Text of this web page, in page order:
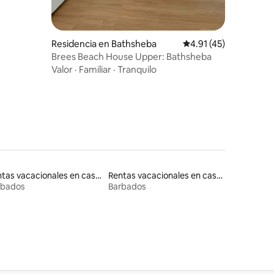
Residencia en Bathsheba Calificación
4.91 (45)
Brees Beach House Upper: Bathsheba
Valor · Familiar · Tranquilo
Rentas vacacionales en casas adosadas
Rentas vacacionales en casas de huéspedes
Barbados